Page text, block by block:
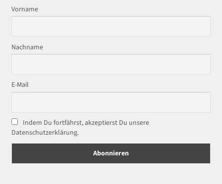
Vorname
Nachname
E-Mail
Indem Du fortfährst, akzeptierst Du unsere
Datenschutzerklärung.